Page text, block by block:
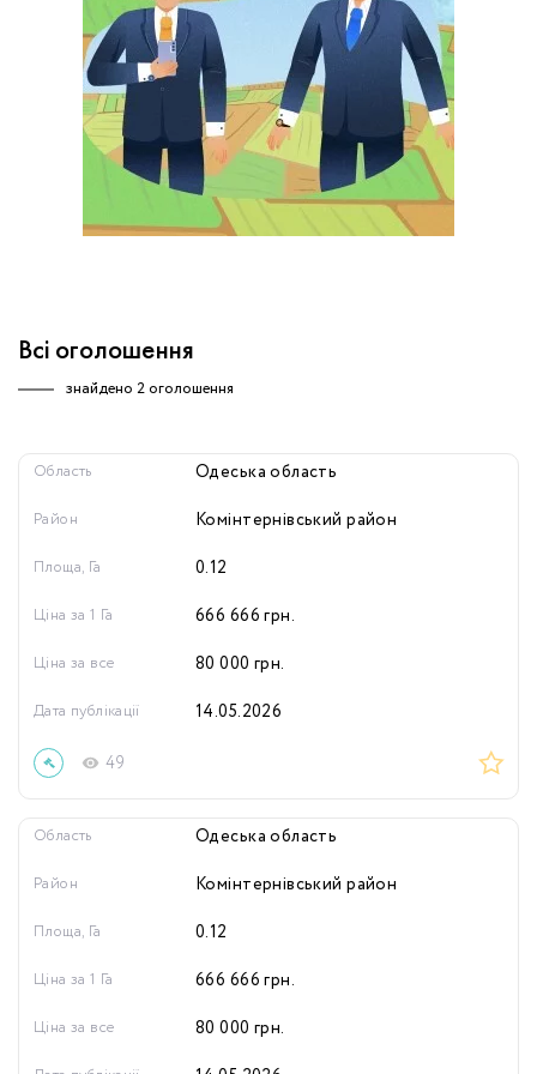
Всі оголошення
знайдено 2 оголошення
Область Одеська область
Район Комінтернівський район
Площа, Га 0.12
Ціна за 1 Га 666 666 грн.
Ціна за все 80 000 грн.
49
Дата публікації 14.05.2026
Область Одеська область
Район Комінтернівський район
Площа, Га 0.12
Ціна за 1 Га 666 666 грн.
Ціна за все 80 000 грн.
Немає облікового запису?
Зареєструватися
УВІЙТИ
обробку персональних даних.
ЗАМОВИТИ КОНСУЛЬТАЦІЮ